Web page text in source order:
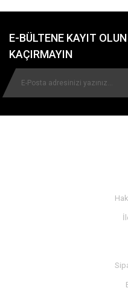
E-BÜLTENE KAYIT
KAÇIRMAYIN